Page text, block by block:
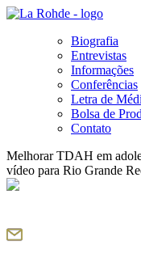
Biografia
Entrevistas
Informações
Conferências
Letra de
Bolsa de
Contato
Melhorar TDAH em
vídeo para Rio Grande